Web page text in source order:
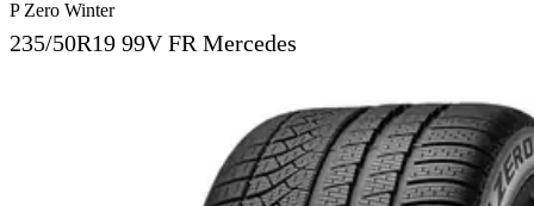
P Zero Winter
235/50R19 99V FR Mercedes